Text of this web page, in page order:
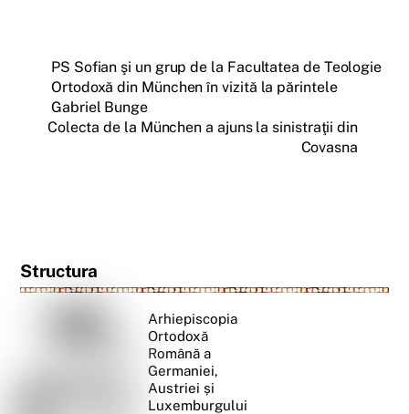
PS Sofian şi un grup de la Facultatea de Teologie
Ortodoxă din München în vizită la părintele
Gabriel Bunge
Colecta de la München a ajuns la sinistraţii din
Covasna
Structura
Arhiepiscopia
Ortodoxă
Română a
Germaniei,
Austriei și
Luxemburgului